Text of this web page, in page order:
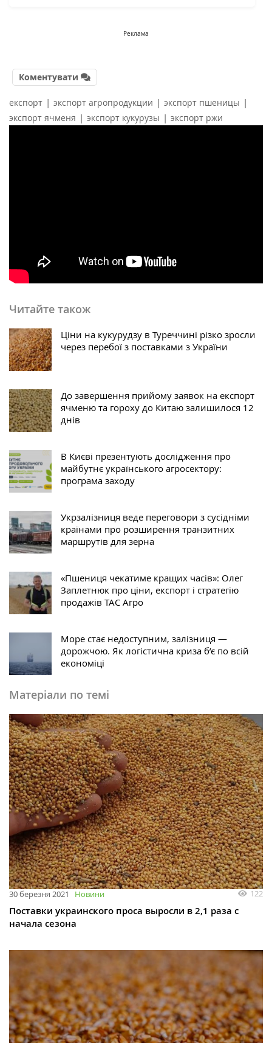
Реклама
Коментувати
експорт | экспорт агропродукции | экспорт пшеницы |
экспорт ячменя | экспорт кукурузы | экспорт ржи
Читайте також
Ціни на кукурудзу в Туреччині різко зросли
через перебої з поставками з України
До завершення прийому заявок на експорт
ячменю та гороху до Китаю залишилося 12
днів
В Києві презентують дослідження про
майбутнє українського агросектору:
програма заходу
Укрзалізниця веде переговори з сусідніми
країнами про розширення транзитних
маршрутів для зерна
«Пшениця чекатиме кращих часів»: Олег
Заплетнюк про ціни, експорт і стратегію
продажів ТАС Агро
Море стає недоступним, залізниця —
дорожчою. Як логістична криза б’є по всій
економіці
Матеріали по темі
30 березня 2021 Новини 122
Поставки украинского проса выросли в 2,1 раза с
начала сезона